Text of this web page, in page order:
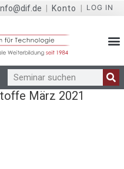
Konto LOG IN
März 2021